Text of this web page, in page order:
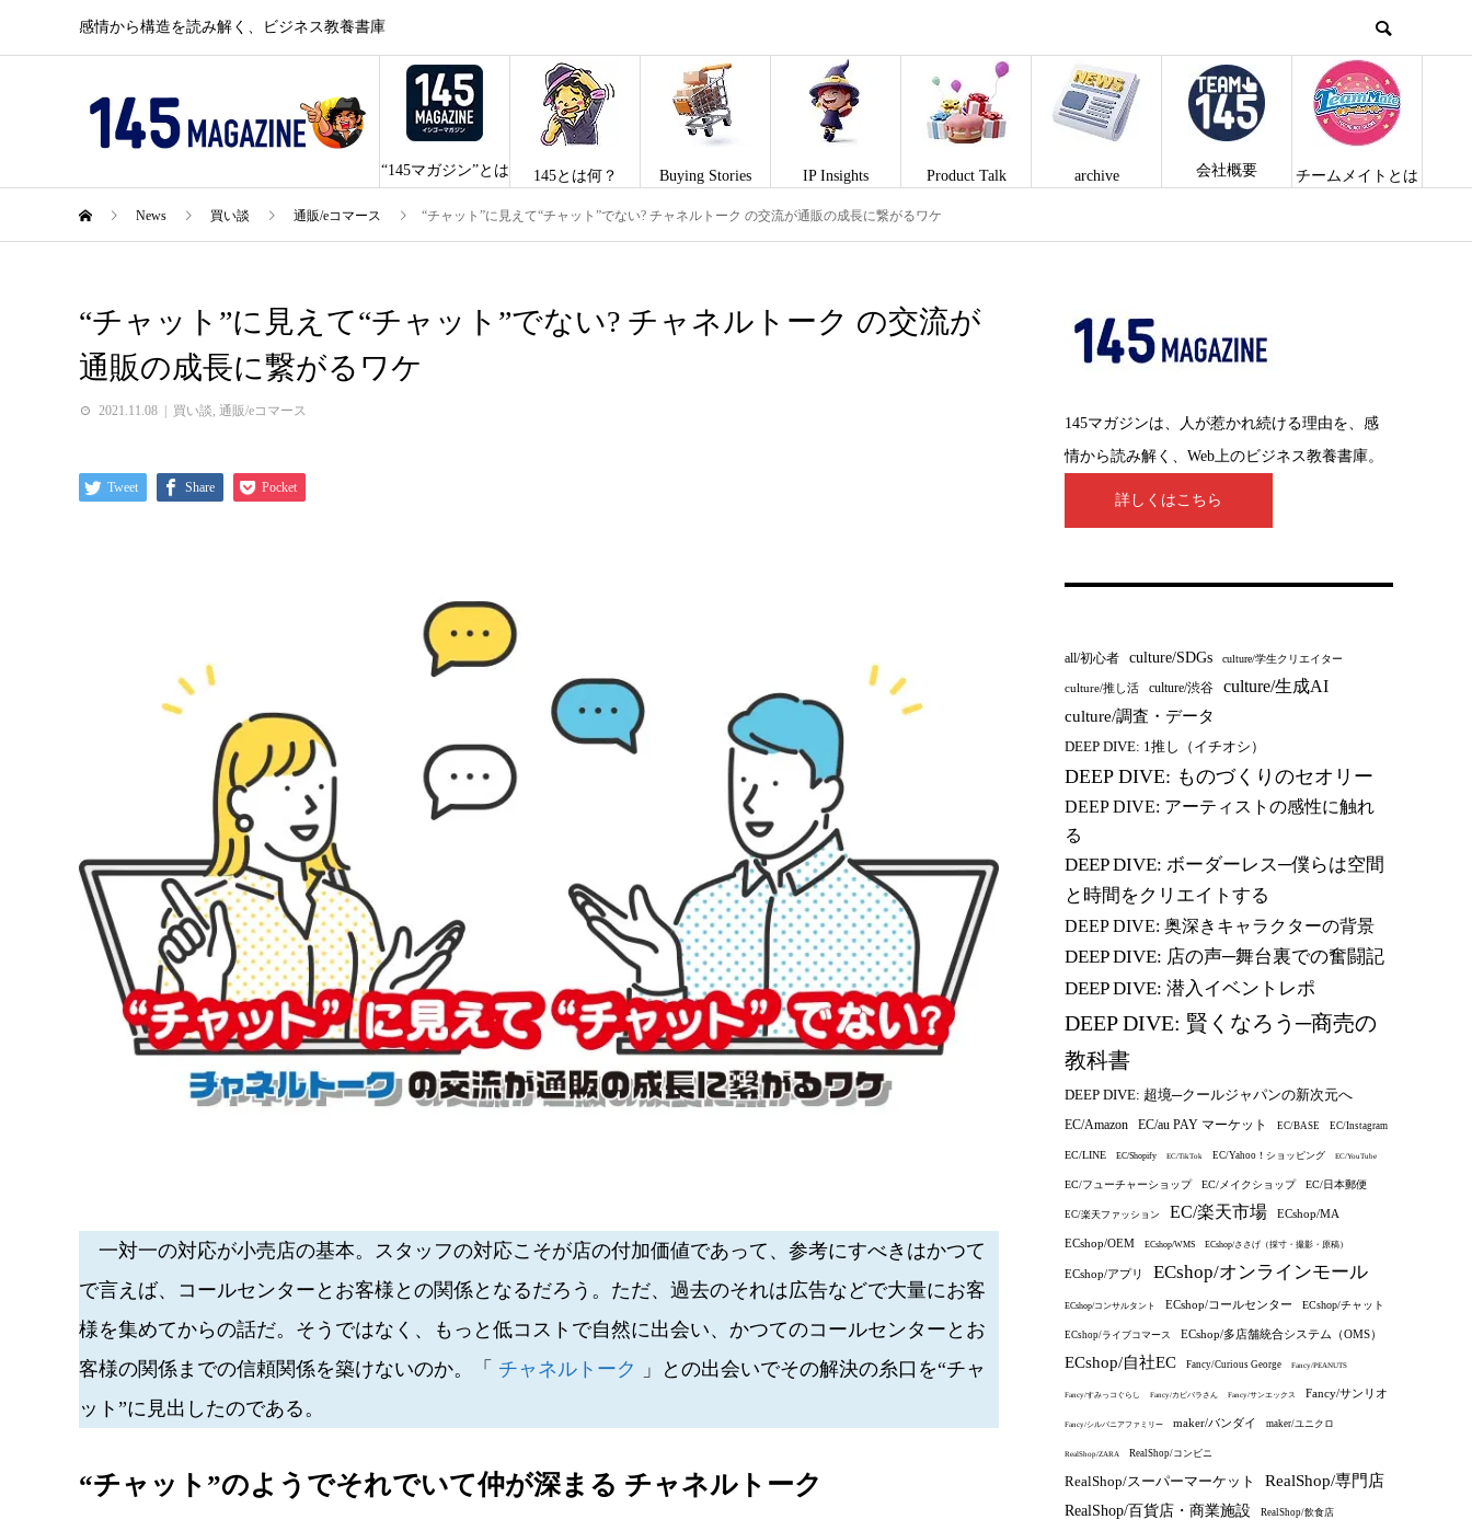
感情から構造を読み解く、ビジネス教養書庫
“145マガジン”とは 145とは何？ Buying Stories IP Insights Product Talk archive 会社概要 チームメイトとは
News 買い談 通販/eコマース “チャット”に見えて“チャット”でない? チャネルトーク の交流が通販の成長に繋がるワケ
“チャット”に見えて“チャット”でない? チャネルトーク の交流が
通販の成長に繋がるワケ
2021.11.08 買い談, 通販/eコマース
Tweet Share Pocket
一対一の対応が小売店の基本。スタッフの対応こそが店の付加価値であって、参考にすべきはかつて
で言えば、コールセンターとお客様との関係となるだろう。ただ、過去のそれは広告などで大量にお客
様を集めてからの話だ。そうではなく、もっと低コストで自然に出会い、かつてのコールセンターとお
客様の関係までの信頼関係を築けないのか。「 チャネルトーク
」との出会いでその解決の糸口を“チャ
ット”に見出したのである。
“チャット”のようでそれでいて仲が深まる チャネルトーク
145マガジンは、人が惹かれ続ける理由を、感
情から読み解く、Web上のビジネス教養書庫。
詳しくはこちら
all/初心者 culture/SDGs culture/学生クリエイター
culture/推し活 culture/渋谷 culture/生成AI
culture/調査・データ
DEEP DIVE: 1推し（イチオシ）
DEEP DIVE: ものづくりのセオリー
DEEP DIVE: アーティストの感性に触れ
る
DEEP DIVE: ボーダーレス─僕らは空間
と時間をクリエイトする
DEEP DIVE: 奥深きキャラクターの背景
DEEP DIVE: 店の声─舞台裏での奮闘記
DEEP DIVE: 潜入イベントレポ
DEEP DIVE: 賢くなろう─商売の
教科書
DEEP DIVE: 超境─クールジャパンの新次元へ
EC/Amazon EC/au PAY マーケット EC/BASE EC/Instagram
EC/LINE EC/Shopify EC/TikTok EC/Yahoo！ショッピング EC/YouTube
EC/フューチャーショップ EC/メイクショップ EC/日本郵便
EC/楽天ファッション EC/楽天市場 ECshop/MA
ECshop/OEM ECshop/WMS ECshop/ささげ（採寸・撮影・原稿）
ECshop/アプリ ECshop/オンラインモール
ECshop/コンサルタント ECshop/コールセンター ECshop/チャット
ECshop/ライブコマース ECshop/多店舗統合システム（OMS）
ECshop/自社EC Fancy/Curious George Fancy/PEANUTS
Fancy/すみっコぐらし Fancy/カピバラさん Fancy/サンエックス Fancy/サンリオ
Fancy/シルバニアファミリー maker/バンダイ maker/ユニクロ
RealShop/ZARA RealShop/コンビニ
RealShop/スーパーマーケット RealShop/専門店
RealShop/百貨店・商業施設 RealShop/飲食店